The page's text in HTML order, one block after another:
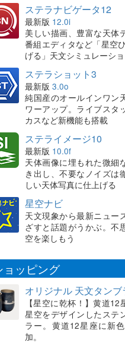
ステラナビゲータ12
最新版 12.0i
美しい描画、豊富な天体
番組エディタなど「星空
げる」天文シミュレーシ
ステラショット3
最新版 3.0o
純国産のオールインワン
ワーアップ。ライブスタ
カスなど新機能も搭載
ステライメージ10
最新版 10.0f
天体画像に埋もれた微細
き出し、不要なノイズは
しい天体写真に仕上げる
星空ナビ
天文現象から最新ニュー
ざすと話題がうかぶ。不
空を楽しもう
ョッピング
オリジナル 天文タンブ
【星空に乾杯！】黄道
星空をデザインしたステ
ラー。黄道12星座に新
加。